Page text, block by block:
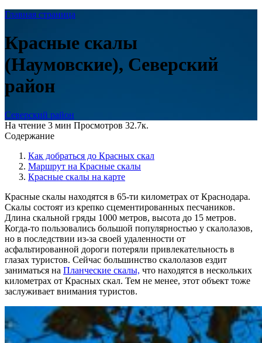
Главная страница
Красные скалы
(Наумовские), Северский
район
Cеверский район
На чтение 3 мин Просмотров 32.7к.
Содержание
Как добраться до Красных скал
Маршрут на Красные скалы
Красные скалы на карте
Красные скалы находятся в 65-ти километрах от Краснодара.
Скалы состоят из крепко сцементированных песчаников.
Длина скальной гряды 1000 метров, высота до 15 метров.
Когда-то пользовались большой популярностью у скалолазов,
но в последствии из-за своей удаленности от
асфальтированной дороги потеряли привлекательность в
глазах туристов. Сейчас большинство скалолазов ездит
заниматься на Планческие скалы, что находятся в нескольких
километрах от Красных скал. Тем не менее, этот объект тоже
заслуживает внимания туристов.